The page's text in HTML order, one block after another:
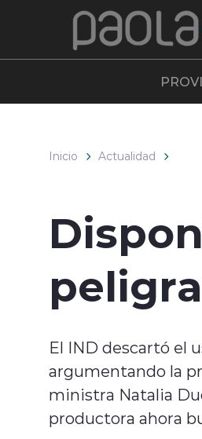
Inicio Actualidad
El IND descartó el
argumentando la
ministra Natalia
productora ahora